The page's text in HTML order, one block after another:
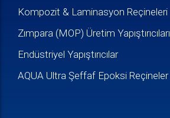
Kompozit & Laminasyon Reçineleri
Zımpara (MOP) Üretim Yapıştırıcıları
Endüstriyel Yapıştırıcılar
AQUA Ultra Şeffaf Epoksi Reçineler